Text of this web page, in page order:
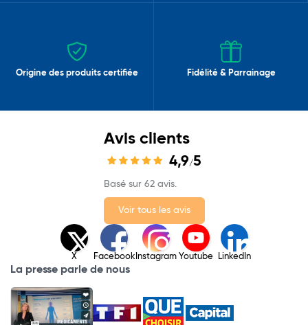
Origine des produits certifiée Fidélité & Parrainage
Avis clients
4,9/5
Basé sur 62 avis.
Voir tous les avis
X Facebook Instagram Youtube LinkedIn
La presse parle de nous